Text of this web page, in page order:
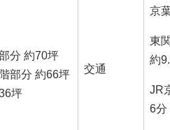
分 約70坪
部分 約66坪
坪
交通
京
東
約
JR
6分